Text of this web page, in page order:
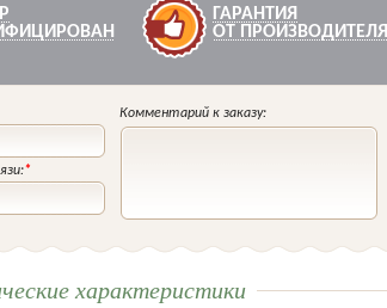
ГАРАНТИЯ
ОТ ПРОИЗВОДИТЕЛЯ
*
Комментарий к заказу:
характеристики